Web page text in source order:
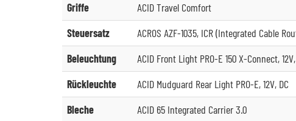
Griffe
ACID Travel Comfort
Steuersatz
ACROS AZF-1035, ICR (Integrated Cable
Beleuchtung
ACID Front Light PRO-E 150 X-Connect,
Rückleuchte
ACID Mudguard Rear Light PRO-E, 12V, DC
Bleche
ACID 65 Integrated Carrier 3.0